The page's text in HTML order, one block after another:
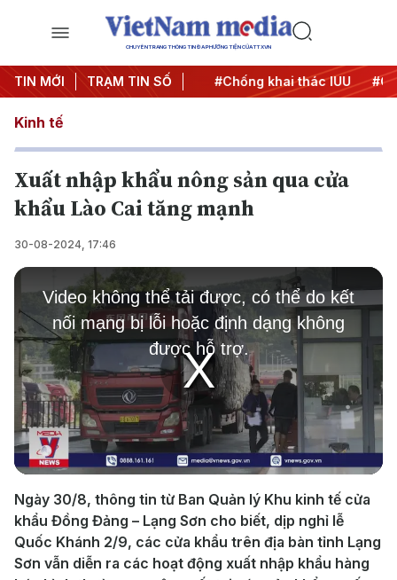
CHUYÊN TRANG THÔNG TIN ĐA PHƯƠNG TIỆN CỦA TTXVN
TIN MỚI TRẠM TIN SỐ
#Chiến dịch 500 ngày đêm #Chống khai thác IUU
Kinh tế
Xuất nhập khẩu nông sản qua cửa
khẩu Lào Cai tăng mạnh
30-08-2024, 17:46
Play
Video
This
modal
window.
Video không thể tải được, có thể do kết
nối mạng bị lỗi hoặc định dạng không
được hỗ trợ.
Ngày 30/8, thông tin từ Ban Quản lý Khu kinh tế cửa
khẩu Đồng Đảng – Lạng Sơn cho biết, dịp nghỉ lễ
Quốc Khánh 2/9, các cửa khẩu trên địa bàn tỉnh Lạng
Sơn vẫn diễn ra các hoạt động xuất nhập khẩu hàng